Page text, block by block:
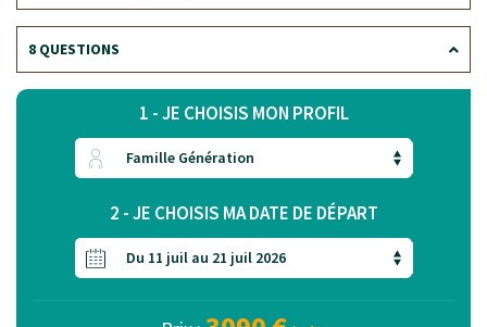
8 QUESTIONS
1 - JE CHOISIS MON PROFIL
2 - JE CHOISIS MA DATE DE DÉPART